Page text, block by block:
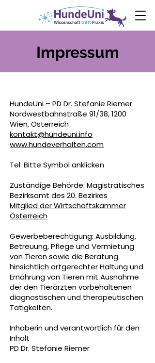
Impressum
HundeUni – PD Dr. Stefanie Riemer
Nordwestbahnstraße 91/38, 1200
Wien, Österreich
kontakt@hundeuni.info
www.hundeverhalten.com
Tel: Bitte Symbol anklicken
Zuständige Behörde: Magistratisches
Bezirksamt des 20. Bezirkes
Mitglied der Wirtschaftskammer
Österreich
Gewerbeberechtigung: Ausbildung,
Betreuung, Pflege und Vermietung
von Tieren sowie die Beratung
hinsichtlich artgerechter Haltung und
Ernährung von Tieren mit Ausnahme
der den Tierärzten vorbehaltenen
diagnostischen und therapeutischen
Tätigkeiten.
Inhaberin und verantwortlich für den
Inhalt
PD Dr. Stefanie Riemer